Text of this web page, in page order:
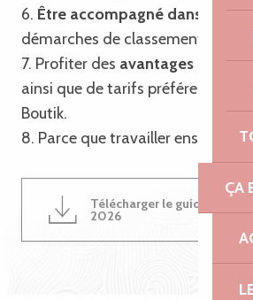
ÇA
6. Être accompagné dans vos
démarches de classement et de
7. Profiter des avantages du
ainsi que de tarifs préférentiels
Boutik.
8. Parce que travailler ensemble
Télécharger le guide du
2026